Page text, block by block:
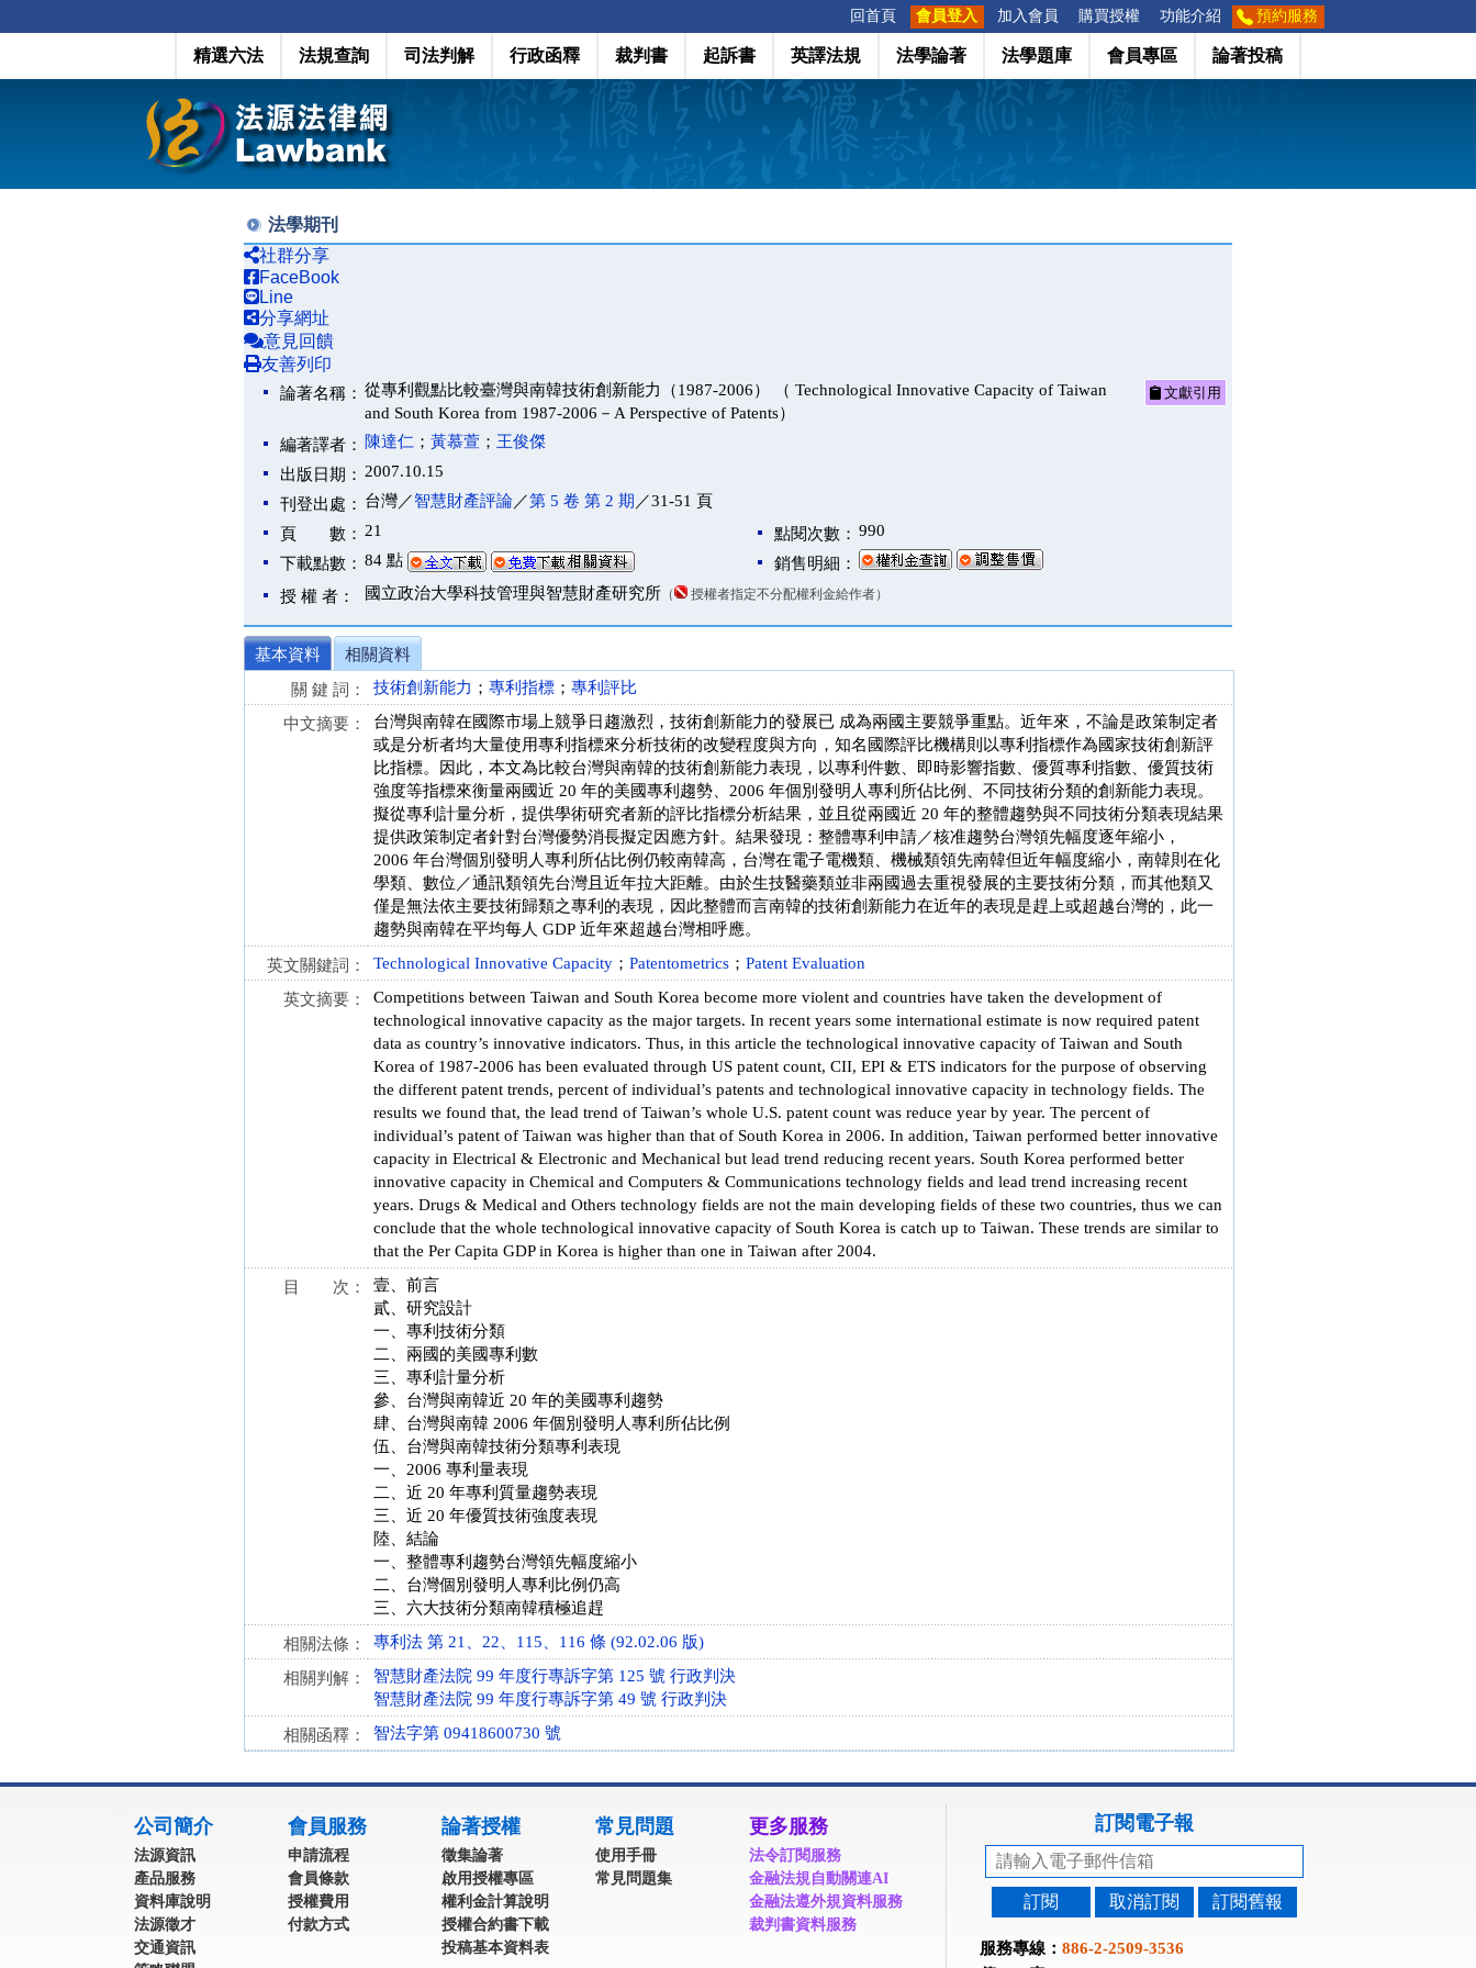
回首頁 會員登入 加入會員 購買授權 功能介紹 預約服務
精選六法 法規查詢 司法判解 行政函釋 裁判書 起訴書 英譯法規 法學論著 法學題庫 會員專區 論著投稿
法學期刊
社群分享
FaceBook
Line
分享網址
意見回饋
友善列印
論著名稱： 從專利觀點比較臺灣與南韓技術創新能力（1987-2006） （ Technological Innovative Capacity of Taiwan
and South Korea from 1987-2006－A Perspective of Patents）
文獻引用
編著譯者： 陳達仁 ； 黃慕萱 ； 王俊傑
出版日期： 2007.10.15
刊登出處： 台灣／智慧財產評論／第 5 卷 第 2 期 ／31-51 頁
頁 數： 21 點閱次數： 990
下載點數： 84 點
銷售明細：
授 權 者：
國立政治大學科技管理與智慧財產研究所 （ 授權者指定不分配權利金給作者）
基本資料
相關資料
關 鍵 詞：
技術創新能力 ； 專利指標 ； 專利評比
中文摘要：
台灣與南韓在國際市場上競爭日趨激烈，技術創新能力的發展已 成為兩國主要競爭重點。近年來，不論是政策制定者
或是分析者均大量使用專利指標來分析技術的改變程度與方向，知名國際評比機構則以專利指標作為國家技術創新評
比指標。因此，本文為比較台灣與南韓的技術創新能力表現，以專利件數、即時影響指數、優質專利指數、優質技術
強度等指標來衡量兩國近 20 年的美國專利趨勢、2006 年個別發明人專利所佔比例、不同技術分類的創新能力表現。
擬從專利計量分析，提供學術研究者新的評比指標分析結果，並且從兩國近 20 年的整體趨勢與不同技術分類表現結果
提供政策制定者針對台灣優勢消長擬定因應方針。結果發現：整體專利申請／核准趨勢台灣領先幅度逐年縮小，
2006 年台灣個別發明人專利所佔比例仍較南韓高，台灣在電子電機類、機械類領先南韓但近年幅度縮小，南韓則在化
學類、數位／通訊類領先台灣且近年拉大距離。由於生技醫藥類並非兩國過去重視發展的主要技術分類，而其他類又
僅是無法依主要技術歸類之專利的表現，因此整體而言南韓的技術創新能力在近年的表現是趕上或超越台灣的，此一
趨勢與南韓在平均每人 GDP 近年來超越台灣相呼應。
英文關鍵詞： Technological Innovative Capacity ； Patentometrics ； Patent Evaluation
英文摘要：
Competitions between Taiwan and South Korea become more violent and countries have taken the development of
technological innovative capacity as the major targets. In recent years some international estimate is now required patent
data as country’s innovative indicators. Thus, in this article the technological innovative capacity of Taiwan and South
Korea of 1987-2006 has been evaluated through US patent count, CII, EPI & ETS indicators for the purpose of observing
the different patent trends, percent of individual’s patents and technological innovative capacity in technology fields. The
results we found that, the lead trend of Taiwan’s whole U.S. patent count was reduce year by year. The percent of
individual’s patent of Taiwan was higher than that of South Korea in 2006. In addition, Taiwan performed better innovative
capacity in Electrical & Electronic and Mechanical but lead trend reducing recent years. South Korea performed better
innovative capacity in Chemical and Computers & Communications technology fields and lead trend increasing recent
years. Drugs & Medical and Others technology fields are not the main developing fields of these two countries, thus we can
conclude that the whole technological innovative capacity of South Korea is catch up to Taiwan. These trends are similar to
that the Per Capita GDP in Korea is higher than one in Taiwan after 2004.
目 次：
壹、前言
貳、研究設計
一、專利技術分類
二、兩國的美國專利數
三、專利計量分析
參、台灣與南韓近 20 年的美國專利趨勢
肆、台灣與南韓 2006 年個別發明人專利所佔比例
伍、台灣與南韓技術分類專利表現
一、2006 專利量表現
二、近 20 年專利質量趨勢表現
三、近 20 年優質技術強度表現
陸、結論
一、整體專利趨勢台灣領先幅度縮小
二、台灣個別發明人專利比例仍高
三、六大技術分類南韓積極追趕
相關法條： 專利法 第 21、22、115、116 條 (92.02.06 版)
相關判解：
智慧財產法院 99 年度行專訴字第 125 號 行政判決
智慧財產法院 99 年度行專訴字第 49 號 行政判決
相關函釋： 智法字第 09418600730 號
公司簡介
法源資訊
產品服務
資料庫說明
法源徵才
交通資訊
會員服務
申請流程
會員條款
授權費用
付款方式
論著授權
徵集論著
啟用授權專區
權利金計算說明
授權合約書下載
投稿基本資料表
常見問題
使用手冊
常見問題集
更多服務
法令訂閱服務
金融法規自動關連AI
金融法遵外規資料服務
裁判書資料服務
訂閱電子報
訂閱 取消訂閱 訂閱舊報
服務專線： 886-2-2509-3536